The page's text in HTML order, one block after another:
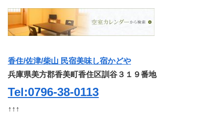
香住/佐津/柴山 民宿美味し宿かどや
兵庫県美方郡香美町香住区訓谷３１９番地
Tel:0796-38-0113
↑↑↑